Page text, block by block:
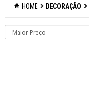
Eletros
HOME DECORAÇÃO